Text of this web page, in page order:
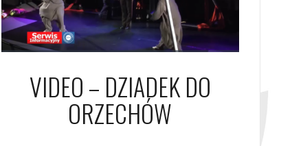
VIDEO – DZIADEK DO
ORZECHÓW